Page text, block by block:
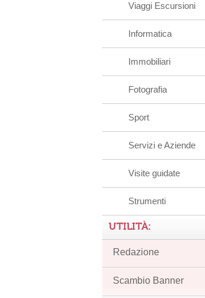
Viaggi Escursioni
Informatica
Immobiliari
Fotografia
Sport
Servizi e Aziende
Visite guidate
Strumenti
UTILITÀ:
Redazione
Scambio Banner